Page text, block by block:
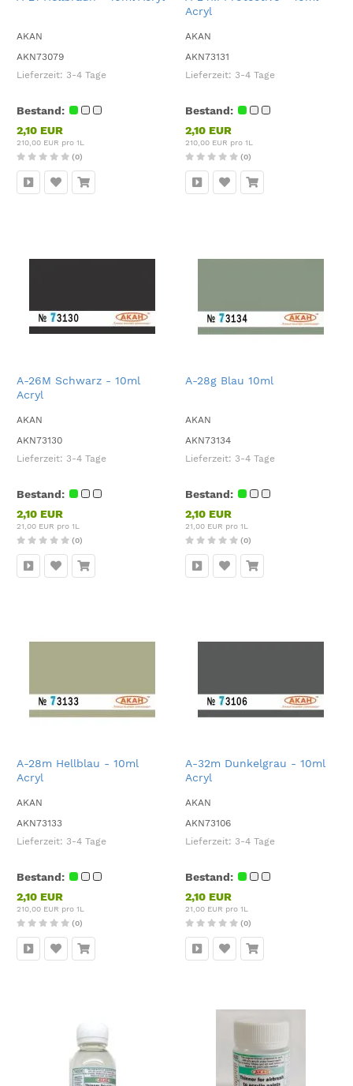
AKAN
AKN73079
Lieferzeit: 3-4 Tage
Bestand:
2,10 EUR
210,00 EUR pro 1L
(0)
Acryl
AKAN
AKN73131
Lieferzeit: 3-4 Tage
Bestand:
2,10 EUR
210,00 EUR pro 1L
(0)
A-26M Schwarz - 10ml
Acryl
AKAN
AKN73130
Lieferzeit: 3-4 Tage
Bestand:
2,10 EUR
21,00 EUR pro 1L
(0)
A-28g Blau 10ml
AKAN
AKN73134
Lieferzeit: 3-4 Tage
Bestand:
2,10 EUR
21,00 EUR pro 1L
(0)
A-28m Hellblau - 10ml
Acryl
AKAN
AKN73133
Lieferzeit: 3-4 Tage
Bestand:
2,10 EUR
210,00 EUR pro 1L
(0)
A-32m Dunkelgrau - 10ml
Acryl
AKAN
AKN73106
Lieferzeit: 3-4 Tage
Bestand:
2,10 EUR
21,00 EUR pro 1L
(0)